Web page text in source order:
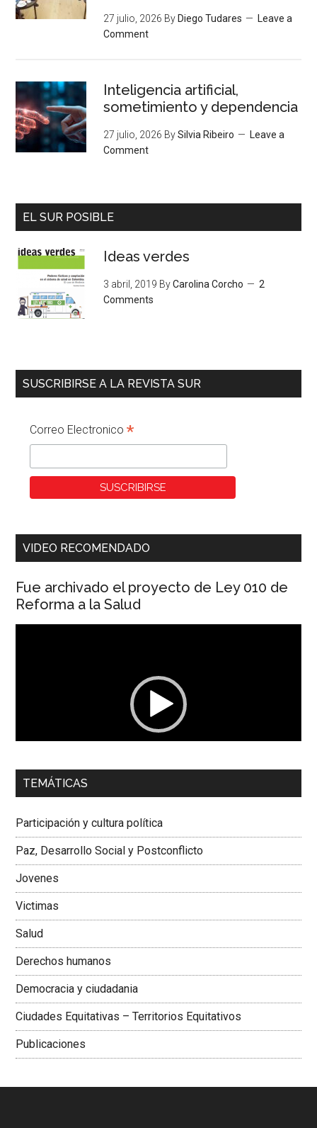
27 julio, 2026 By Diego Tudares
Leave a
Comment
Inteligencia artificial,
sometimiento y dependencia
27 julio, 2026 BySilvia Ribeiro
Leave a
Comment
EL SUR POSIBLE
Ideas verdes
3 abril, 2019 ByCarolina Corcho
2
Comments
SUSCRIBIRSE A LA REVISTA SUR
Correo Electronico*
VIDEO RECOMENDADO
Fue archivado el proyecto de Ley 010 de
Reforma a la Salud
00:00 01:04
Dra. Carolina Corcho Mejía,Presidenta Corporación
Colombiana
TEMÁTICAS
Participación y cultura política
Paz, Desarrollo Social y Postconflicto
Jovenes
Victimas
Salud
Derechos humanos
Democracia y ciudadania
Ciudades Equitativas – Territorios Equitativos
Publicaciones